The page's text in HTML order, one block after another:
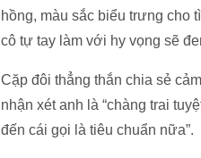
hồng, màu sắc biểu trưng cho
cô tự tay làm với hy vọng sẽ
Cặp đôi thẳng thắn chia sẻ
nhận xét anh là “chàng trai
đến cái gọi là tiêu chuẩn nữa”.